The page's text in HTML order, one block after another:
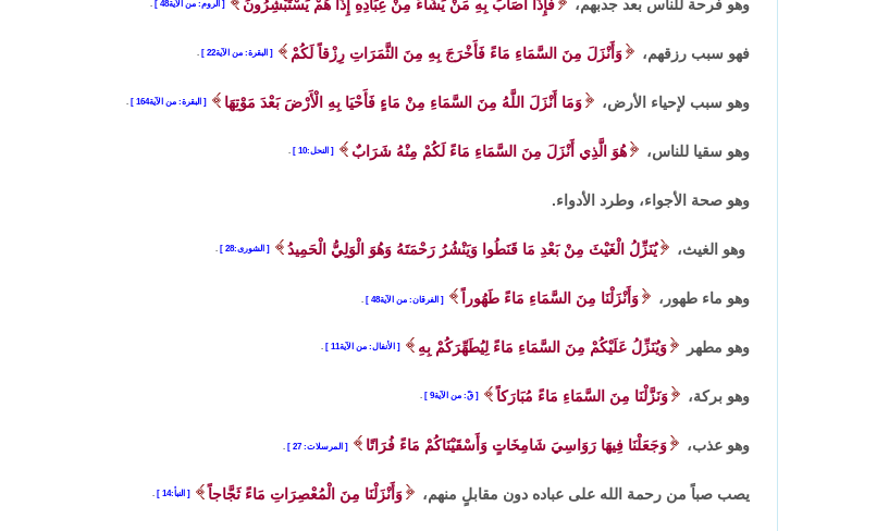
وهو فرحة للناس بعد جدبهم، فَإِذَا أَصَابَ بِهِ مَنْ يَشَاءُ مِنْ عِبَادِهِ إِذَا هُمْ يَسْتَبْشِرُونَ الروم: من الآية48
فهو سبب رزقهم، وَأَنْزَلَ مِنَ السَّمَاءِ مَاءً فَأَخْرَجَ بِهِ مِنَ الثَّمَرَاتِ رِزْقاً لَكُمْ البقرة: من الآية22
وهو سبب لإحياء الأرض، وَمَا أَنْزَلَ اللَّهُ مِنَ السَّمَاءِ مِنْ مَاءٍ فَأَحْيَا بِهِ الْأَرْضَ بَعْدَ مَوْتِهَا البقرة: من الآية164
وهو سقيا للناس، هُوَ الَّذِي أَنْزَلَ مِنَ السَّمَاءِ مَاءً لَكُمْ مِنْهُ شَرَابٌ النحل:10
وهو صحة الأجواء، وطرد الأدواء.
وهو الغيث، يُنَزِّلُ الْغَيْثَ مِنْ بَعْدِ مَا قَنَطُوا وَيَنْشُرُ رَحْمَتَهُ وَهُوَ الْوَلِيُّ الْحَمِيدُ الشورى:28
وهو ماء طهور، وَأَنْزَلْنَا مِنَ السَّمَاءِ مَاءً طَهُوراً الفرقان: من الآية48 .
وهو مطهر وَيُنَزِّلُ عَلَيْكُمْ مِنَ السَّمَاءِ مَاءً لِيُطَهِّرَكُمْ بِهِ الأنفال: من الآية11
وهو بركة، وَنَزَّلْنَا مِنَ السَّمَاءِ مَاءً مُبَارَكاً قّ: من الآية9
وهو عذب، وَجَعَلْنَا فِيهَا رَوَاسِيَ شَامِخَاتٍ وَأَسْقَيْنَاكُمْ مَاءً فُرَاتًا المرسلات: 27 .
يصب صباً من رحمة الله على عباده دون مقابلٍ منهم، وَأَنْزَلْنَا مِنَ الْمُعْصِرَاتِ مَاءً ثَجَّاجاً النبأ:14